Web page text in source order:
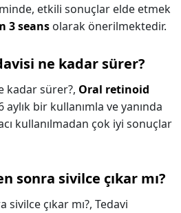
etkili sonuçlar elde etmek
3 seans olarak önerilmektedir.
ne kadar sürer?
kadar sürer?, Oral retinoid
bir kullanımla ve yanında
kullanılmadan çok iyi sonuçlar
sonra sivilce çıkar mı?
çıkar mı?, Tedavi